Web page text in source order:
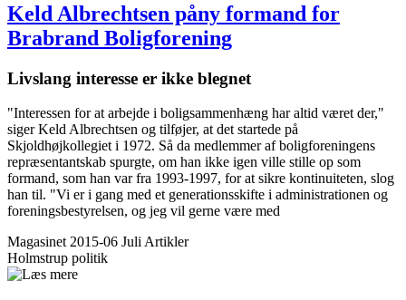
Keld Albrechtsen påny formand for
Brabrand Bolig­forening
Livslang interesse er ikke blegnet
"Interessen for at arbejde i boligsammenhæng har altid været der,"
siger Keld Albrechtsen og tilføjer, at det startede på
Skjoldhøjkollegiet i 1972. Så da medlemmer af boligforeningens
repræsentantskab spurgte, om han ikke igen ville stille op som
formand, som han var fra 1993-1997, for at sikre kontinuiteten, slog
han til. "Vi er i gang med et generationsskifte i administrationen og
foreningsbestyrelsen, og jeg vil gerne være med
Magasinet 2015-06 Juli Artikler
Holmstrup politik